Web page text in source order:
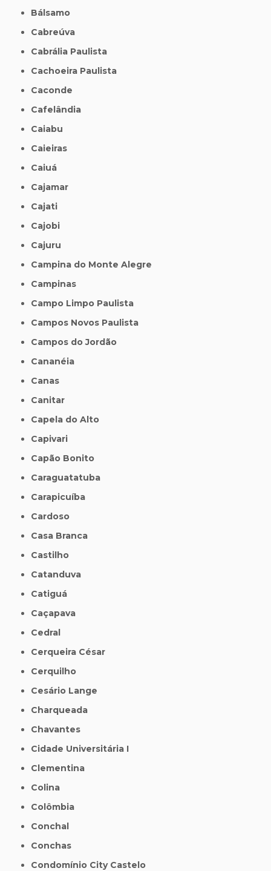
Bálsamo
Cabreúva
Cabrália Paulista
Cachoeira Paulista
Caconde
Cafelândia
Caiabu
Caieiras
Caiuá
Cajamar
Cajati
Cajobi
Cajuru
Campina do Monte Alegre
Campinas
Campo Limpo Paulista
Campos Novos Paulista
Campos do Jordão
Cananéia
Canas
Canitar
Capela do Alto
Capivari
Capão Bonito
Caraguatatuba
Carapicuíba
Cardoso
Casa Branca
Castilho
Catanduva
Catiguá
Caçapava
Cedral
Cerqueira César
Cerquilho
Cesário Lange
Charqueada
Chavantes
Cidade Universitária I
Clementina
Colina
Colômbia
Conchal
Conchas
Condomínio City Castelo